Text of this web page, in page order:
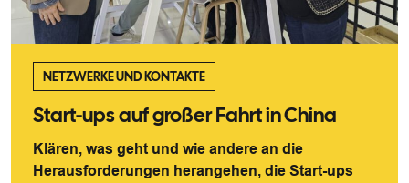
NETZWERKE UND KONTAKTE
Start-ups auf großer Fahrt in China
Klären, was geht und wie andere an die
Herausforderungen herangehen, die Start-ups